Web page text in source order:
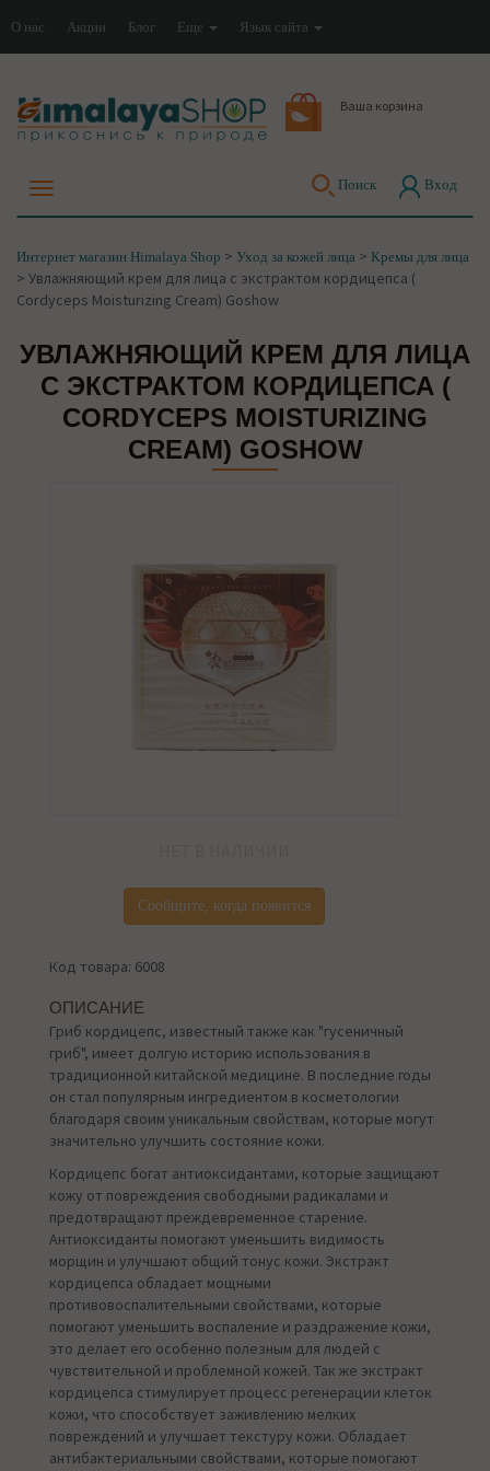
О нас Акции Блог Еще Язык сайта
Ваша корзина
Поиск Вход
Интернет магазин Himalaya Shop > Уход за кожей лица > Кремы для лица
> Увлажняющий крем для лица с экстрактом кордицепса (
Cordyceps Moisturizing Cream) Goshow
УВЛАЖНЯЮЩИЙ КРЕМ ДЛЯ ЛИЦА
С ЭКСТРАКТОМ КОРДИЦЕПСА (
CORDYCEPS MOISTURIZING
CREAM) GOSHOW
Сообщите, когда появится
Код товара: 6008
ОПИСАНИЕ
Гриб кордицепс, известный также как "гусеничный
гриб", имеет долгую историю использования в
традиционной китайской медицине. В последние годы
он стал популярным ингредиентом в косметологии
благодаря своим уникальным свойствам, которые могут
значительно улучшить состояние кожи.
Кордицепс богат антиоксидантами, которые защищают
кожу от повреждения свободными радикалами и
предотвращают преждевременное старение.
Антиоксиданты помогают уменьшить видимость
морщин и улучшают общий тонус кожи. Экстракт
кордицепса обладает мощными
противовоспалительными свойствами, которые
помогают уменьшить воспаление и раздражение кожи,
это делает его особенно полезным для людей с
чувствительной и проблемной кожей. Так же экстракт
кордицепса стимулирует процесс регенерации клеток
кожи, что способствует заживлению мелких
повреждений и улучшает текстуру кожи. Обладает
антибактериальными свойствами, которые помогают